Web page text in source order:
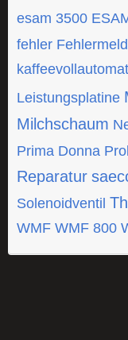
esam 3500
fehler
kaffeevollautomat
Leistungsplatine
Milchschaum
Prima Donna
Reparatur
Solenoidventil
WMF WMF 800